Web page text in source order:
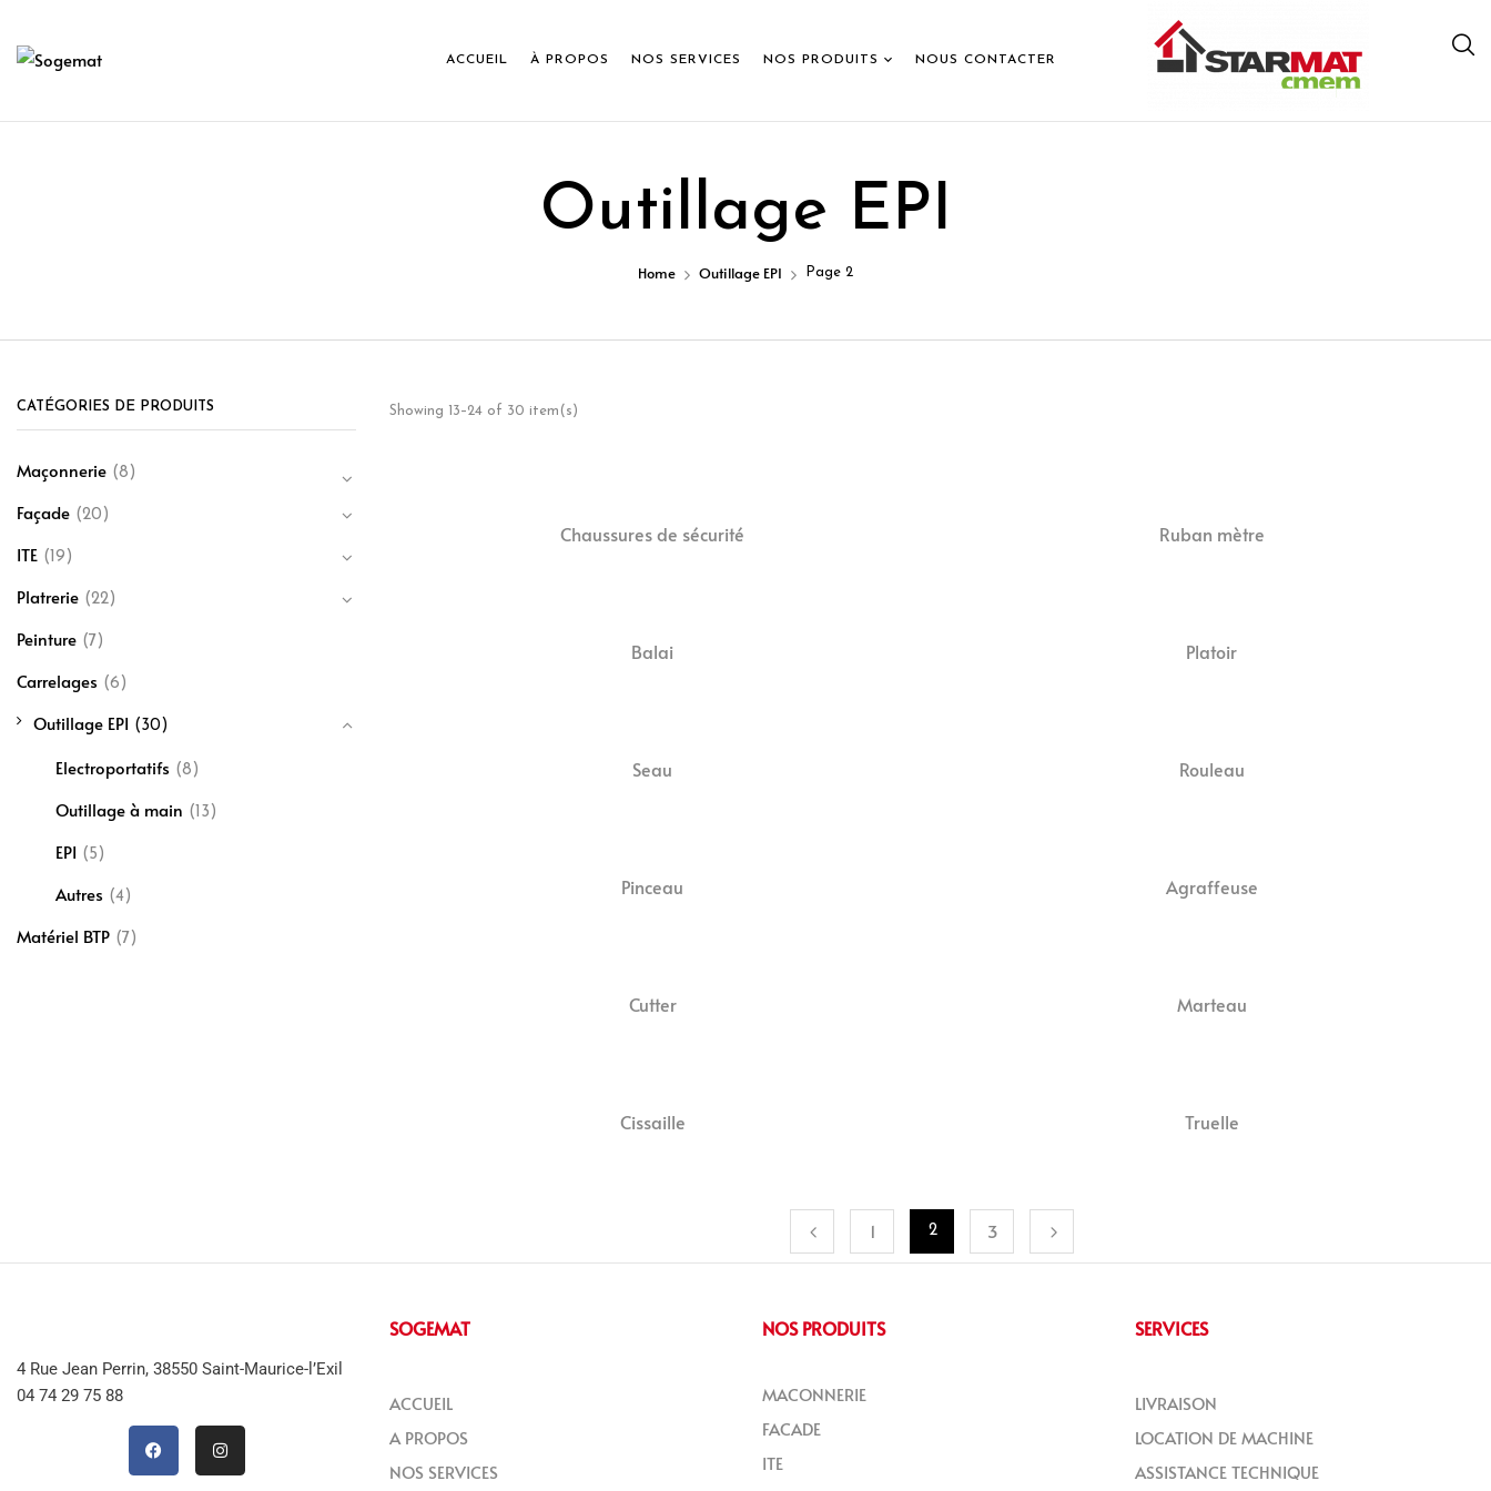
ACCUEIL À PROPOS NOS SERVICES NOS PRODUITS NOUS CONTACTER
Outillage EPI
Home Outillage EPI Page 2
CATÉGORIES DE PRODUITS
Maçonnerie (8)
Façade (20)
ITE (19)
Platrerie (22)
Peinture (7)
Carrelages (6)
Outillage EPI (30)
Electroportatifs (8)
Outillage à main (13)
EPI (5)
Autres (4)
Matériel BTP (7)
Showing 13–24 of 30 item(s)
Chaussures de sécurité Ruban mètre
Balai Platoir
Seau Rouleau
Pinceau Agraffeuse
Cutter Marteau
Cissaille Truelle
1 2 3
4 Rue Jean Perrin, 38550 Saint-Maurice-l’Exil
04 74 29 75 88
SOGEMAT
ACCUEIL
A PROPOS
NOS SERVICES
NOS PRODUITS
MACONNERIE
FACADE
ITE
SERVICES
LIVRAISON
LOCATION DE MACHINE
ASSISTANCE TECHNIQUE